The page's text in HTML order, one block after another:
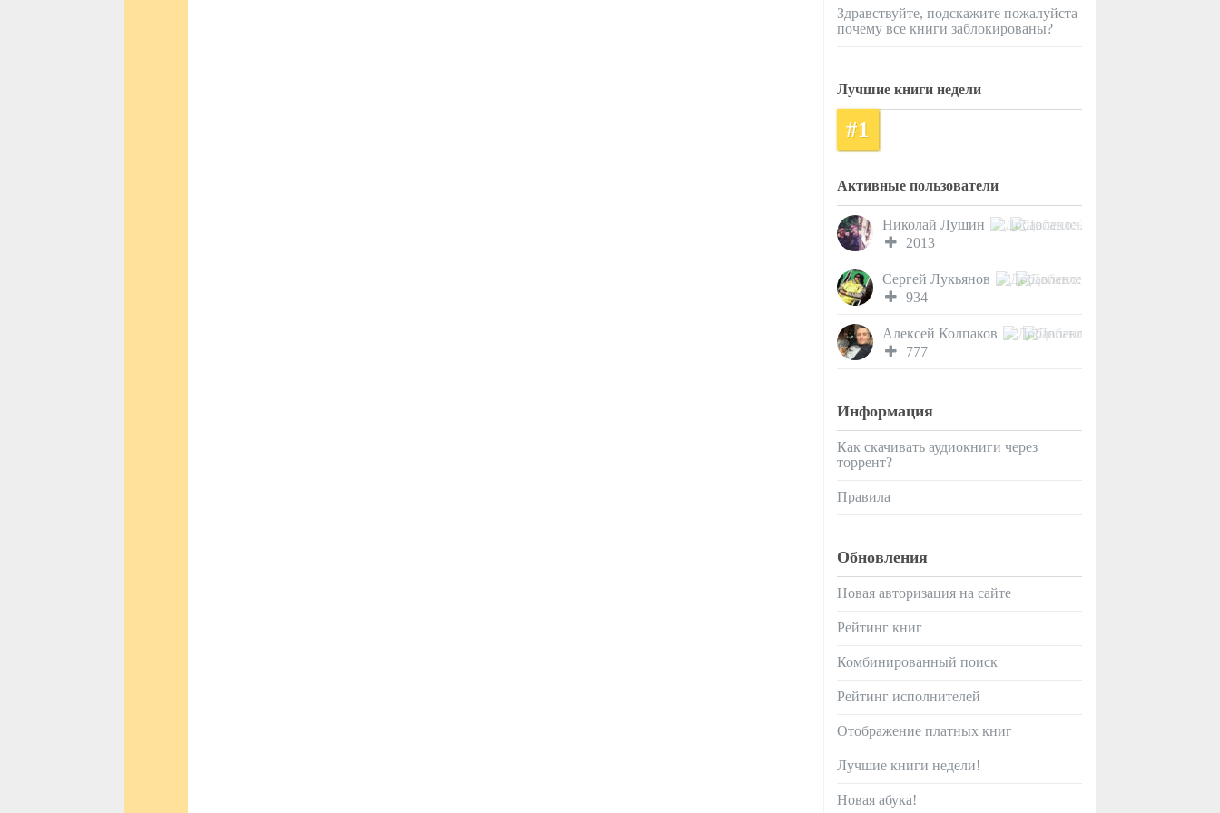
Здравствуйте, подскажите пожалуйста
почему все книги заблокированы?
Лучшие книги недели
#1
Активные пользователи
Николай Лушин
2013
Сергей Лукьянов
934
Алексей Колпаков
777
Информация
Как скачивать аудиокниги через
торрент?
Правила
Обновления
Новая авторизация на сайте
Рейтинг книг
Комбинированный поиск
Рейтинг исполнителей
Отображение платных книг
Лучшие книги недели!
Новая абука!